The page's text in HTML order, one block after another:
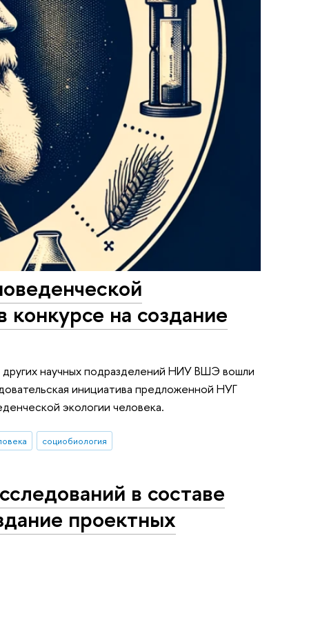
на создание
научных подразделений НИУ ВШЭ вошли
инициатива предложенной НУГ
экологии человека.
социобиология
в составе
проектных